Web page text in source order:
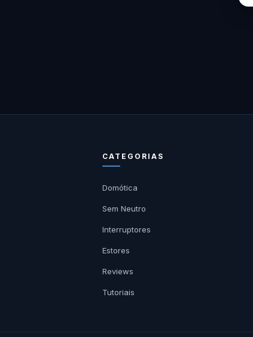
CATEGORIAS
Domótica
Sem Neutro
Interruptores
Estores
Reviews
Tutoriais